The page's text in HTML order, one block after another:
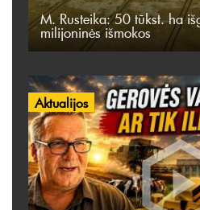
M. Rusteika: 50 tūkst. ha
milijoninės išmokos
Aktualijos